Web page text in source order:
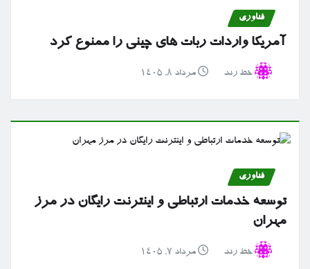
فناوری
آمریکا واردات ربات های چینی را ممنوع کرد
خط رند مرداد ۸, ۱۴۰۵
فناوری
توسعه خدمات ارتباطی و اینترنت رایگان در مرز
مهران
خط رند مرداد ۷, ۱۴۰۵